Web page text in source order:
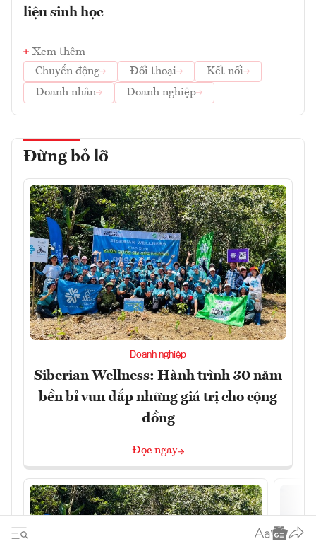
liệu sinh học
Xem thêm
Chuyển động
Đối thoại
Kết nối
Doanh nhân
Doanh nghiệp
Đừng bỏ lỡ
Doanh nghiệp
Siberian Wellness: Hành trình 30 năm
bền bỉ vun đắp những giá trị cho cộng
đồng
Đọc ngay